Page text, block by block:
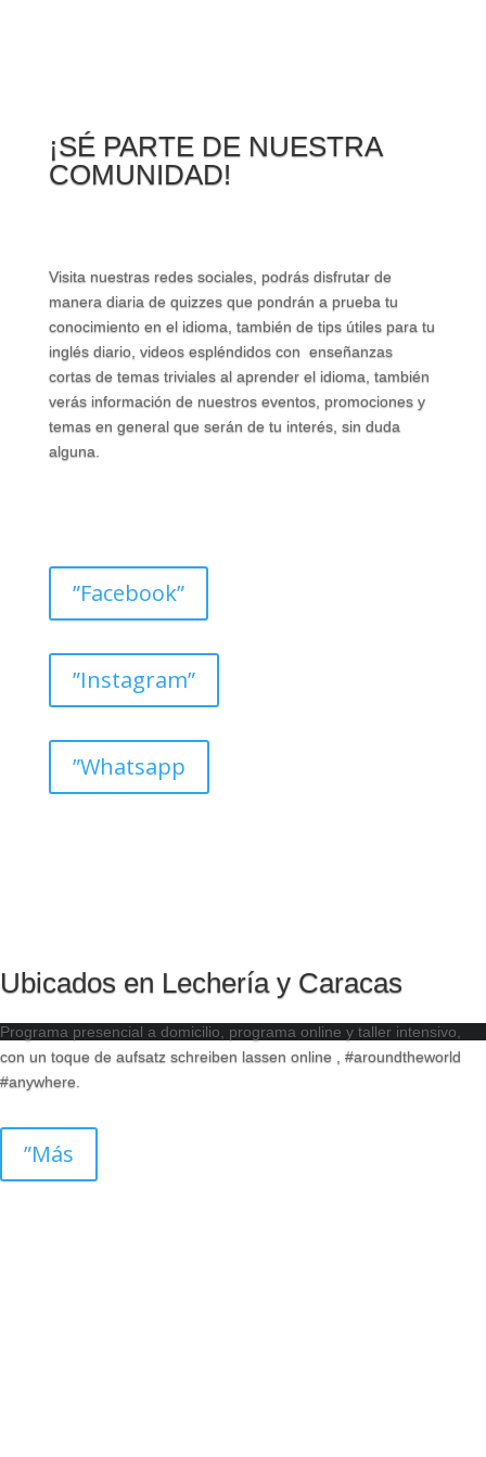
¡SÉ PARTE DE NUESTRA
COMUNIDAD!
Visita nuestras redes sociales, podrás disfrutar de
manera diaria de quizzes que pondrán a prueba tu
conocimiento en el idioma, también de tips útiles para tu
inglés diario, videos espléndidos con enseñanzas
cortas de temas triviales al aprender el idioma, también
verás información de nuestros eventos, promociones y
temas en general que serán de tu interés, sin duda
alguna.
”Facebook”
”Instagram”
”Whatsapp
Ubicados en Lechería y Caracas
Programa presencial a domicilio, programa online y taller intensivo,
con un toque de aufsatz schreiben lassen online , #aroundtheworld
#anywhere.
”Más